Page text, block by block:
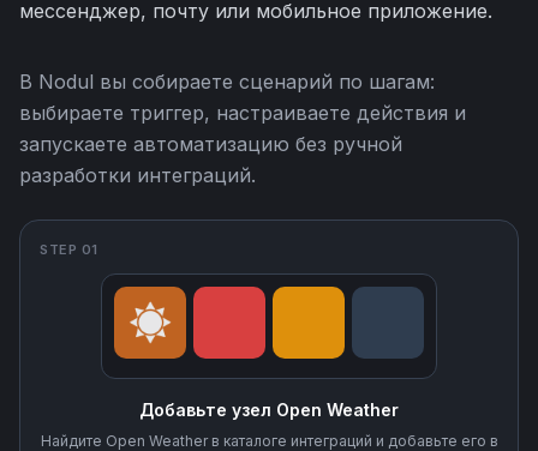
мессенджер, почту или мобильное приложение.
В Nodul вы собираете сценарий по шагам:
выбираете триггер, настраиваете действия и
запускаете автоматизацию без ручной
разработки интеграций.
STEP 01
Добавьте узел Open Weather
Найдите Open Weather в каталоге интеграций и добавьте его в